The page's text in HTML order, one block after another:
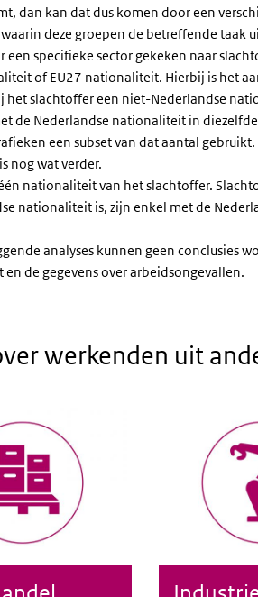
dan kan dat dus komen door een
deze groepen de betreffende taak
specifieke sector gekeken naar
of EU27 nationaliteit. Hierbij is het
slachtoffer een niet-Nederlandse
de Nederlandse nationaliteit in
een subset van dat aantal
nog wat verder.
nationaliteit van het slachtoffer.
nationaliteit is, zijn enkel met de
analyses kunnen geen conclusies
de gegevens over arbeidsongevallen.
werkenden uit
Industrie